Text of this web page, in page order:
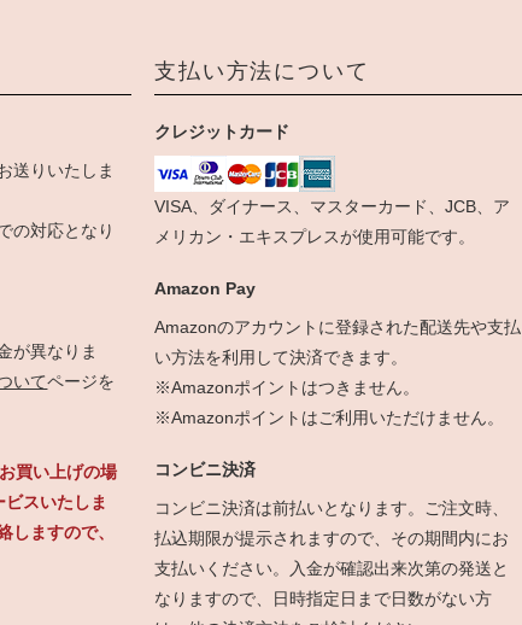
送りいたしま
の対応となり
が異なりま
いてページを
買い上げの場
スいたしま
しますので、
支払い方法について
クレジットカード
VISA、ダイナース、マスターカード、JCB、ア
メリカン・エキスプレスが使用可能です。
Amazon Pay
Amazonのアカウントに登録された配送先や支払
い方法を利用して決済できます。
※Amazonポイントはつきません。
※Amazonポイントはご利用いただけません。
コンビニ決済
コンビニ決済は前払いとなります。ご注文時、
払込期限が提示されますので、その期間内にお
支払いください。入金が確認出来次第の発送と
なりますので、日時指定日まで日数がない方